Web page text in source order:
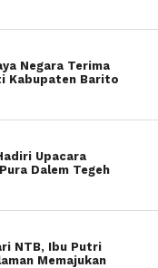
Negara Terima
Kabupaten Barito
Upacara
Dalem Tegeh
NTB, Ibu Putri
Memajukan